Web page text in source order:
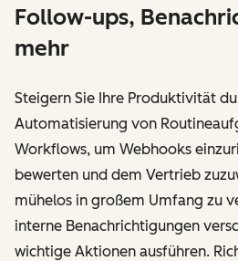
Follow-ups,
mehr
Steigern Sie Ihre Produktivität
Automatisierung von
Workflows, um Webhooks
bewerten und dem Vertrieb
mühelos in großem Umfang zu
interne Benachrichtigungen
wichtige Aktionen ausführen.